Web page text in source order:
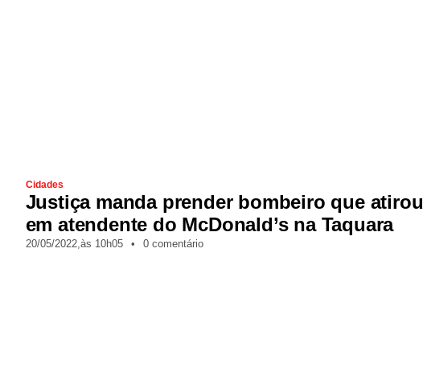
Cidades
Justiça manda prender bombeiro que atirou
em atendente do McDonald’s na Taquara
20/05/2022,às 10h05 • 0 comentário